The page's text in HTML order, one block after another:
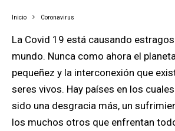
Inicio Coronavirus
La Covid 19 está causando estragos en todo el
mundo. Nunca como ahora el
pequeñez y la interconexión que
seres vivos. Hay países en los
sido una desgracia más, un
los muchos otros que enfrentan